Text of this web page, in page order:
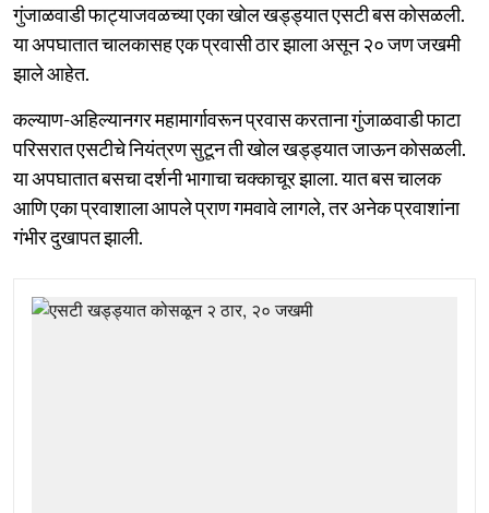
गुंजाळवाडी फाट्याजवळच्या एका खोल खड्ड्यात एसटी बस कोसळली.
या अपघातात चालकासह एक प्रवासी ठार झाला असून २० जण जखमी
झाले आहेत.
कल्याण-अहिल्यानगर महामार्गावरून प्रवास करताना गुंजाळवाडी फाटा
परिसरात एसटीचे नियंत्रण सुटून ती खोल खड्ड्यात जाऊन कोसळली.
या अपघातात बसचा दर्शनी भागाचा चक्काचूर झाला. यात बस चालक
आणि एका प्रवाशाला आपले प्राण गमवावे लागले, तर अनेक प्रवाशांना
गंभीर दुखापत झाली.